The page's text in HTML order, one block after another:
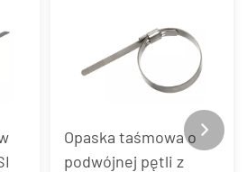
Zapinka ze stali AISI
201 do taśmy Band-It®